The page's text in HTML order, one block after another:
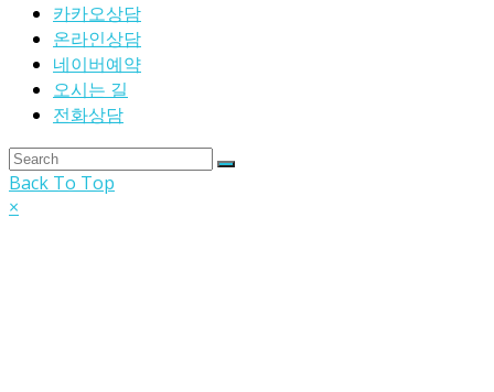
카카오상담
온라인상담
네이버예약
오시는 길
전화상담
Back To Top
×